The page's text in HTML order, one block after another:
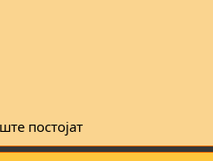
постојат